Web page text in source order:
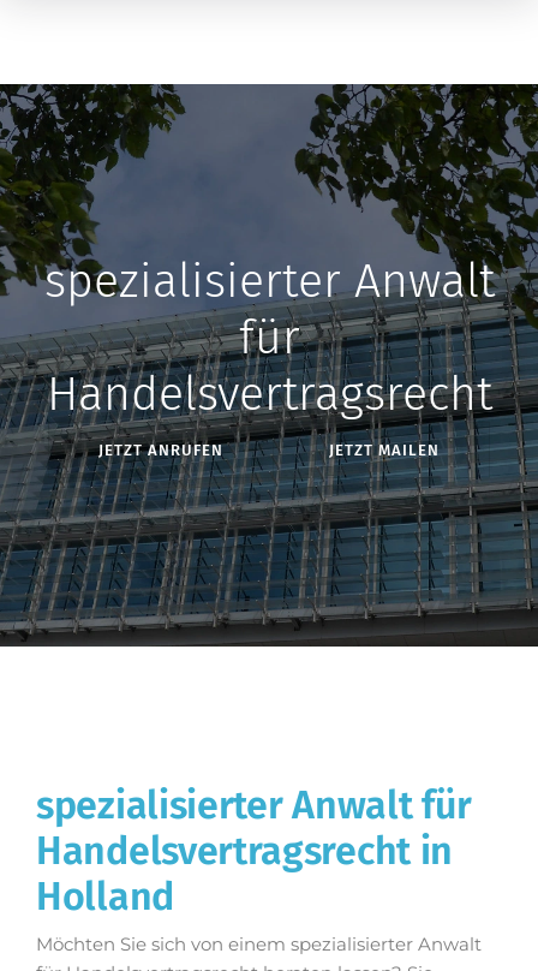
spezialisierter Anwalt
für
Handelsvertragsrecht
JETZT ANRUFEN JETZT MAILEN
spezialisierter Anwalt für
Handelsvertragsrecht in
Holland
Möchten Sie sich von einem spezialisierter Anwalt